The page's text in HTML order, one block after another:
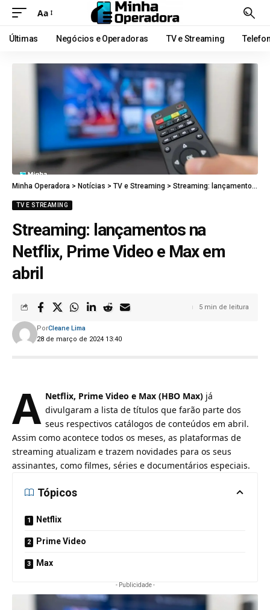
Aa
Últimas Negócios e Operadoras TV e Streaming
Minha Operadora > Notícias > TV e Streaming > Streaming: lançamentos na Netflix, Prime Video e Max em abril
TV E STREAMING
Streaming: lançamentos na
Netflix, Prime Video e Max em
abril
28 de março de 2024 13:40
PorCleane Lima
5 min de leitura
A Netflix, Prime Video e Max (HBO Max) já
divulgaram a lista de títulos que farão parte dos
seus respectivos catálogos de conteúdos em abril.
Assim como acontece todos os meses, as plataformas de
streaming atualizam e trazem novidades para os seus
assinantes, como filmes, séries e documentários especiais.
Tópicos
Netflix
Prime Video
Max
- Publicidade -